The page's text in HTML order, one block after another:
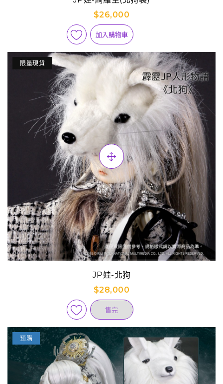
$26,000
加入購物車
限量現貨
JP娃-北狗
$28,000
售完
預購